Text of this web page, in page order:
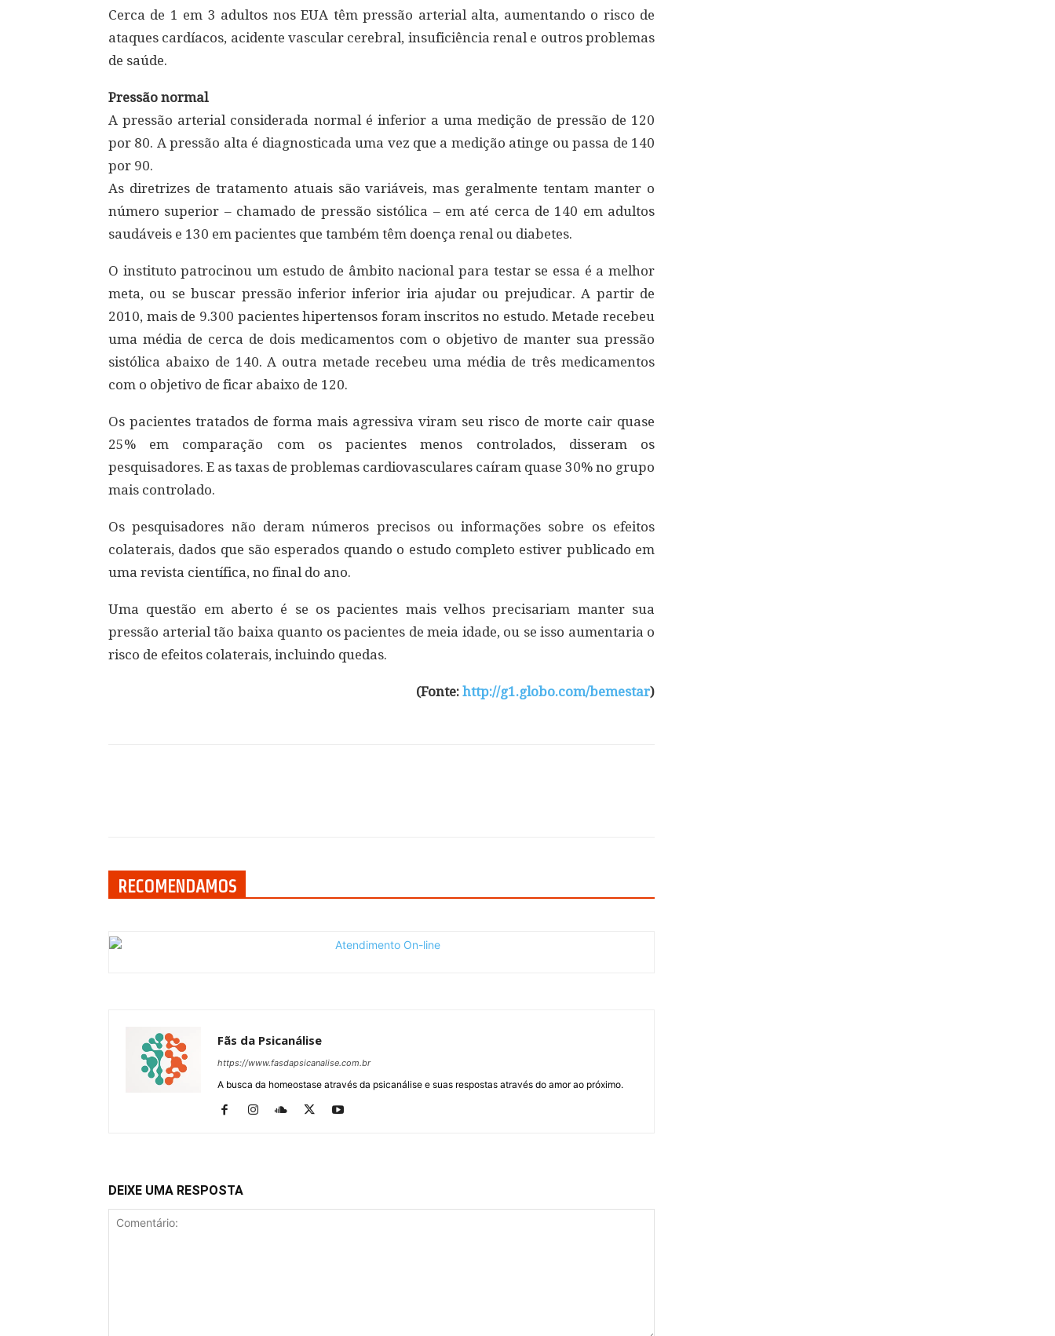
Cerca de 1 em 3 adultos nos EUA têm pressão arterial alta, aumentando o risco de
ataques cardíacos, acidente vascular cerebral, insuficiência renal e outros problemas
de saúde.
Pressão normal
A pressão arterial considerada normal é inferior a uma medição de pressão de 120
por 80. A pressão alta é diagnosticada uma vez que a medição atinge ou passa de 140
por 90.
As diretrizes de tratamento atuais são variáveis, mas geralmente tentam manter o
número superior – chamado de pressão sistólica – em até cerca de 140 em adultos
saudáveis e 130 em pacientes que também têm doença renal ou diabetes.
O instituto patrocinou um estudo de âmbito nacional para testar se essa é a melhor
meta, ou se buscar pressão inferior inferior iria ajudar ou prejudicar. A partir de
2010, mais de 9.300 pacientes hipertensos foram inscritos no estudo. Metade recebeu
uma média de cerca de dois medicamentos com o objetivo de manter sua pressão
sistólica abaixo de 140. A outra metade recebeu uma média de três medicamentos
com o objetivo de ficar abaixo de 120.
Os pacientes tratados de forma mais agressiva viram seu risco de morte cair quase
25% em comparação com os pacientes menos controlados, disseram os
pesquisadores. E as taxas de problemas cardiovasculares caíram quase 30% no grupo
mais controlado.
Os pesquisadores não deram números precisos ou informações sobre os efeitos
colaterais, dados que são esperados quando o estudo completo estiver publicado em
uma revista científica, no final do ano.
Uma questão em aberto é se os pacientes mais velhos precisariam manter sua
pressão arterial tão baixa quanto os pacientes de meia idade, ou se isso aumentaria o
risco de efeitos colaterais, incluindo quedas.
(Fonte: http://g1.globo.com/bemestar)
RECOMENDAMOS
Fãs da Psicanálise
https://www.fasdapsicanalise.com.br
A busca da homeostase através da psicanálise e suas respostas através do amor ao próximo.
DEIXE UMA RESPOSTA